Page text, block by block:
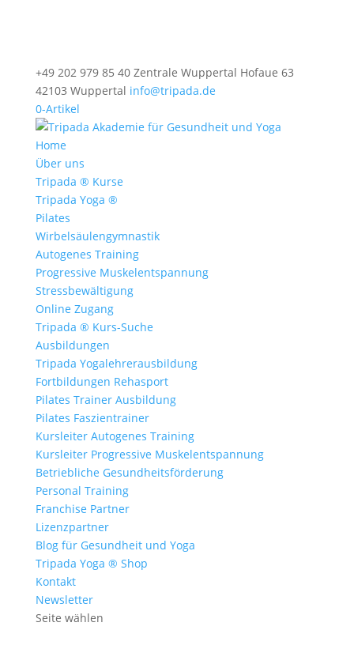
+49 202 979 85 40 Zentrale Wuppertal Hofaue 63
42103 Wuppertal info@tripada.de
0-Artikel
Home
Über uns
Tripada ® Kurse
Tripada Yoga ®
Pilates
Wirbelsäulengymnastik
Autogenes Training
Progressive Muskelentspannung
Stressbewältigung
Online Zugang
Tripada ® Kurs-Suche
Ausbildungen
Tripada Yogalehrerausbildung
Fortbildungen Rehasport
Pilates Trainer Ausbildung
Pilates Faszientrainer
Kursleiter Autogenes Training
Kursleiter Progressive Muskelentspannung
Betriebliche Gesundheitsförderung
Personal Training
Franchise Partner
Lizenzpartner
Blog für Gesundheit und Yoga
Tripada Yoga ® Shop
Kontakt
Newsletter
Seite wählen